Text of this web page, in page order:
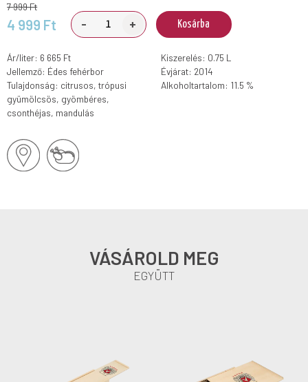
7 999 Ft
4 999 Ft - + Kosárba
Ár/liter: 6 665 Ft
Kiszerelés: 0.75 L
Jellemző: Édes fehérbor
Évjárat: 2014
Tulajdonság: citrusos, trópusi
gyümölcsös, gyömbéres,
csonthéjas, mandulás
Alkoholtartalom: 11.5 %
VÁSÁROLD MEG
EGYÜTT